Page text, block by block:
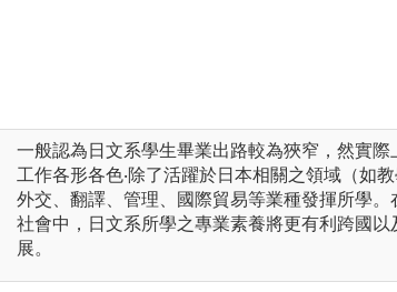
一般認為日文系學生畢業出路較為狹窄，然實際
工作各形各色‧除了活躍於日本相關之領域（如
外交、翻譯、管理、國際貿易等業種發揮所學。
社會中，日文系所學之專業素養將更有利跨國以
展。